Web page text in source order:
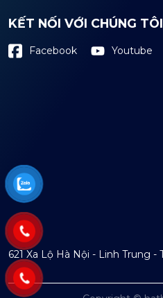
KẾT NỐI VỚI CHÚNG TÔI
Facebook Youtube
621 Xa Lộ Hà Nội - Linh Trung